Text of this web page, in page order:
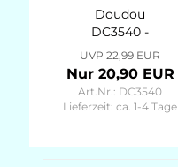
Doudou
DC3540 -
Traumfänger
Schlenker-
Panda 20cm
Attrape-Rêves
UVP 22,99 EUR
Nur 20,90 EUR
Art.Nr.: DC3540
Lieferzeit:ca. 1-4 Tage